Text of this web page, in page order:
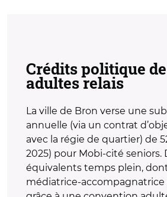
Crédits politique
adultes relais
La ville de Bron verse une
annuelle (via un contrat
avec la régie de quartier) de
2025) pour Mobi-cité seniors.
équivalents temps plein,
médiatrice-accompagnatrice